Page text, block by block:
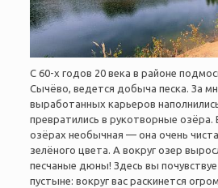
С 60-х годов 20 века в районе
Сычёво, ведется добыча песка. За
выработанных карьеров
превратились в рукотворные озёра.
озёрах необычная — она очень
зелёного цвета. А вокруг озер
песчаные дюны! Здесь вы
пустыне: вокруг вас раскинется